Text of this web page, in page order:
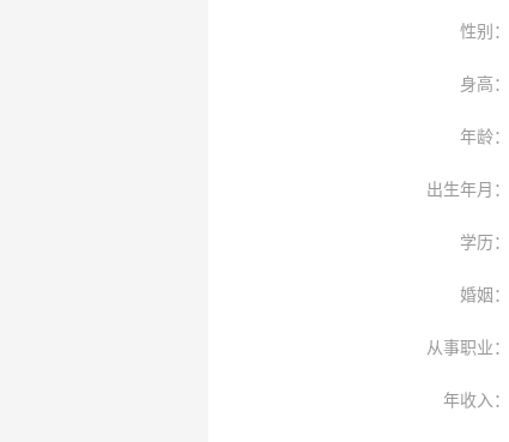
性别：
身高：
年龄：
出生年月：
学历：
婚姻：
从事职业：
年收入：